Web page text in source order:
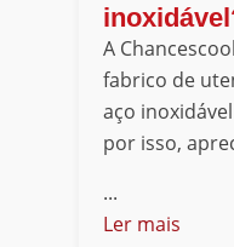
A
fabrico de
aço
por isso,
...
Ler mais